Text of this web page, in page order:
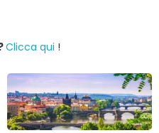
Clicca qui !